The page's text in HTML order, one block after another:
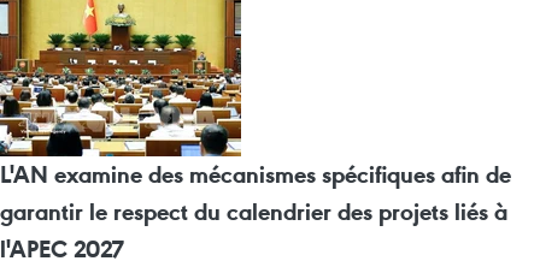
L'AN examine des mécanismes spécifiques afin de
garantir le respect du calendrier des projets liés à
l'APEC 2027